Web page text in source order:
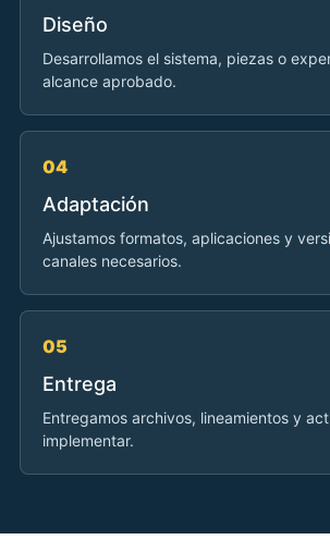
Diseño
Desarrollamos el sistema, piezas o
alcance aprobado.
04
Adaptación
Ajustamos formatos, aplicaciones y
canales necesarios.
05
Entrega
Entregamos archivos, lineamientos y
implementar.